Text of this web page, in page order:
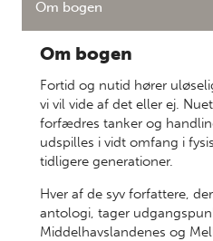
Om bogen
Om bogen
Fortid og nutid hører
vi vil vide af det eller ej.
forfædres tanker og
udspilles i vidt omfang i
tidligere generationer.
Hver af de syv forfattere,
antologi, tager
Middelhavslandenes og